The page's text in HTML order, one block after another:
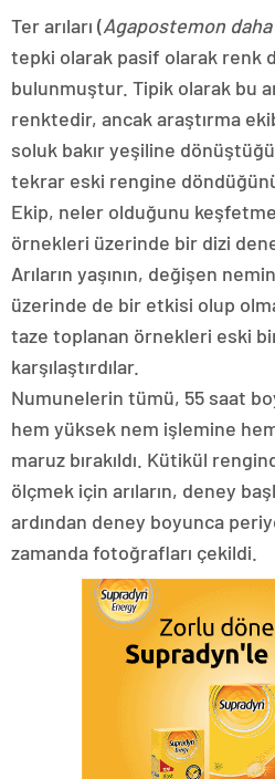
Ter arıları (Agapostemon
tepki olarak pasif olarak renk
bulunmuştur. Tipik olarak bu
renktedir, ancak araştırma
soluk bakır yeşiline
tekrar eski rengine
Ekip, neler olduğunu
örnekleri üzerinde bir dizi
Arıların yaşının, değişen
üzerinde de bir etkisi olup
taze toplanan örnekleri eski
karşılaştırdılar.
Numunelerin tümü, 55 saat
hem yüksek nem işlemine
maruz bırakıldı. Kütikül
ölçmek için arıların, deney
ardından deney boyunca
zamanda fotoğrafları çekildi.